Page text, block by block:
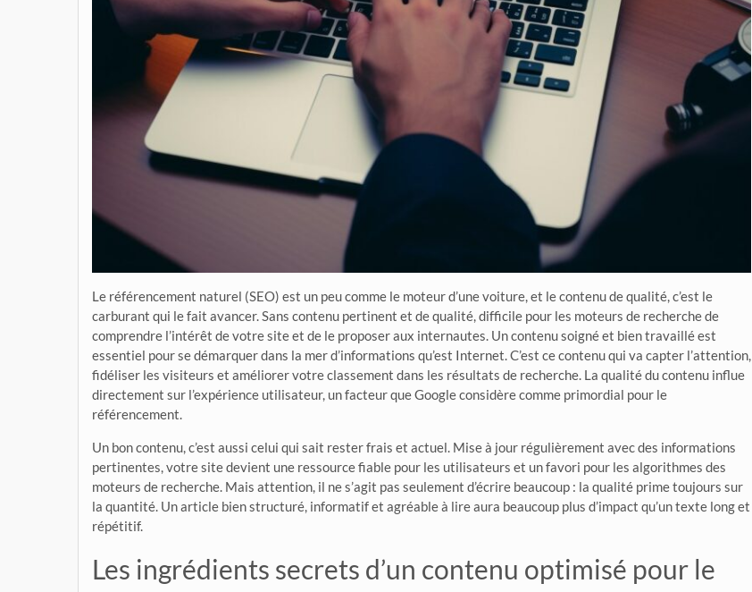
Le référencement naturel (SEO) est un peu comme le moteur d’une voiture, et le contenu de qualité, c’est le
carburant qui le fait avancer. Sans contenu pertinent et de qualité, difficile pour les moteurs de recherche de
comprendre l’intérêt de votre site et de le proposer aux internautes. Un contenu soigné et bien travaillé est
essentiel pour se démarquer dans la mer d’informations qu’est Internet. C’est ce contenu qui va capter l’attention,
fidéliser les visiteurs et améliorer votre classement dans les résultats de recherche. La qualité du contenu influe
directement sur l’expérience utilisateur, un facteur que Google considère comme primordial pour le
référencement.
Un bon contenu, c’est aussi celui qui sait rester frais et actuel. Mise à jour régulièrement avec des informations
pertinentes, votre site devient une ressource fiable pour les utilisateurs et un favori pour les algorithmes des
moteurs de recherche. Mais attention, il ne s’agit pas seulement d’écrire beaucoup : la qualité prime toujours sur
la quantité. Un article bien structuré, informatif et agréable à lire aura beaucoup plus d’impact qu’un texte long et
répétitif.
Les ingrédients secrets d’un contenu optimisé pour le